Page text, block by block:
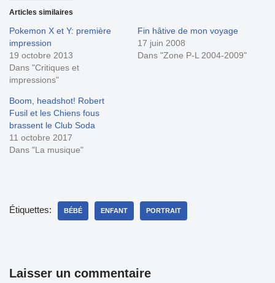
Articles similaires
Pokemon X et Y: première
impression
19 octobre 2013
Dans "Critiques et
impressions"
Fin hâtive de mon voyage
17 juin 2008
Dans "Zone P-L 2004-2009"
Boom, headshot! Robert
Fusil et les Chiens fous
brassent le Club Soda
11 octobre 2017
Dans "La musique"
Étiquettes: BÉBÉ ENFANT PORTRAIT
Laisser un commentaire